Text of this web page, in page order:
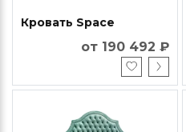
Кровать Space
от 190 492 ₽